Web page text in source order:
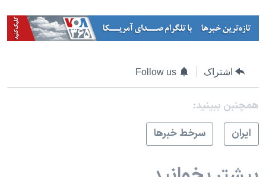
اشتراک Follow us
همچنبن ببینید:
ايران
سرخط خبرها